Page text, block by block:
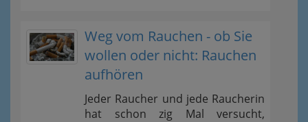
Weg vom Rauchen - ob Sie
wollen oder nicht: Rauchen
aufhören
Jeder Raucher und jede Raucherin
hat schon zig Mal versucht,